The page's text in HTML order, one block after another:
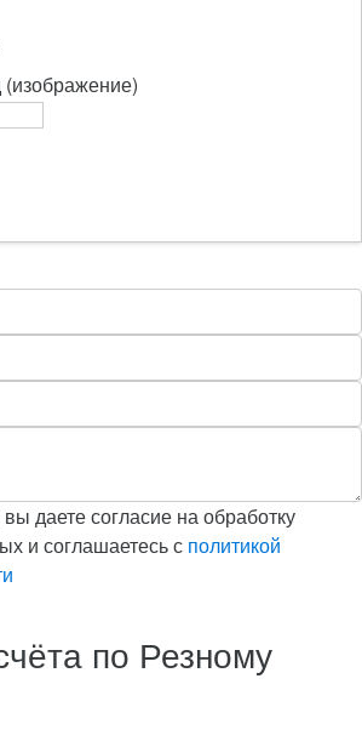
даете согласие на обработку
и соглашаетесь с политикой
по Резному